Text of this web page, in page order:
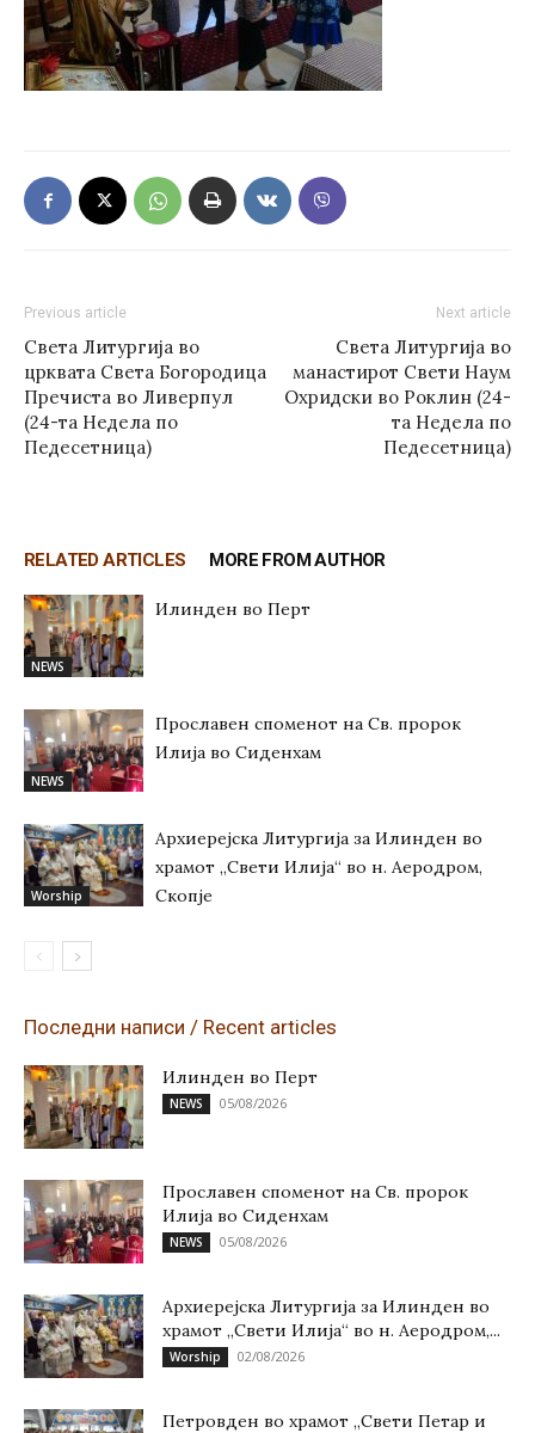
Previous article
Света Литургија во
црквата Света Богородица
Пречиста во Ливерпул
(24-та Недела по
Педесетница)
Next article
Света Литургија во
манастирот Свети Наум
Охридски во Роклин (24-
та Недела по
Педесетница)
RELATED ARTICLES MORE FROM AUTHOR
NEWS
Илинден во Перт
NEWS
Прославен споменот на Св. пророк
Илија во Сиденхам
Worship
Архиерејска Литургија за Илинден во
храмот „Свети Илија“ во н. Аеродром,
Скопје
Последни написи / Recent articles
Илинден во Перт
NEWS 05/08/2026
Прославен споменот на Св. пророк
Илија во Сиденхам
NEWS 05/08/2026
Архиерејска Литургија за Илинден во
храмот „Свети Илија“ во н. Аеродром,...
Worship 02/08/2026
Петровден во храмот „Свети Петар и